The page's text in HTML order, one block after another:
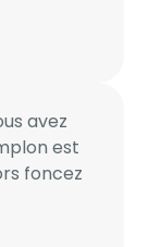
avez
est
foncez